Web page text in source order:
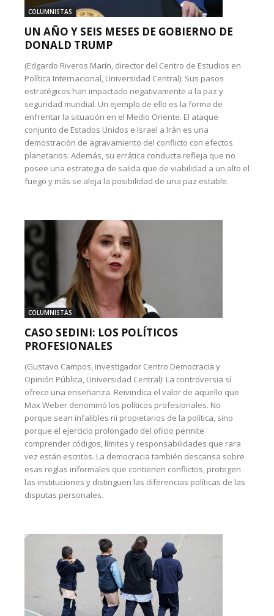
COLUMNISTAS
UN AÑO Y SEIS MESES DE GOBIERNO DE
DONALD TRUMP
(Edgardo Riveros Marín, director del Centro de Estudios en
Política Internacional, Universidad Central): Sus pasos
estratégicos han impactado negativamente a la paz y
seguridad mundial. Un ejemplo de ello es la forma de
enfrentar la situación en el Medio Oriente. El ataque
conjunto de Estados Unidos e Israel a Irán es una
demostración de agravamiento del conflicto con efectos
planetarios. Además, su errática conducta refleja que no
posee una estrategia de salida que de viabilidad a un alto el
fuego y más se aleja la posibilidad de una paz estable.
COLUMNISTAS
CASO SEDINI: LOS POLÍTICOS
PROFESIONALES
(Gustavo Campos, investigador Centro Democracia y
Opinión Pública, Universidad Central): La controversia sí
ofrece una enseñanza. Reivindica el valor de aquello que
Max Weber denominó los políticos profesionales. No
porque sean infalibles ni propietarios de la política, sino
porque el ejercicio prolongado del oficio permite
comprender códigos, límites y responsabilidades que rara
vez están escritos. La democracia también descansa sobre
esas reglas informales que contienen conflictos, protegen
las instituciones y distinguen las diferencias políticas de las
disputas personales.